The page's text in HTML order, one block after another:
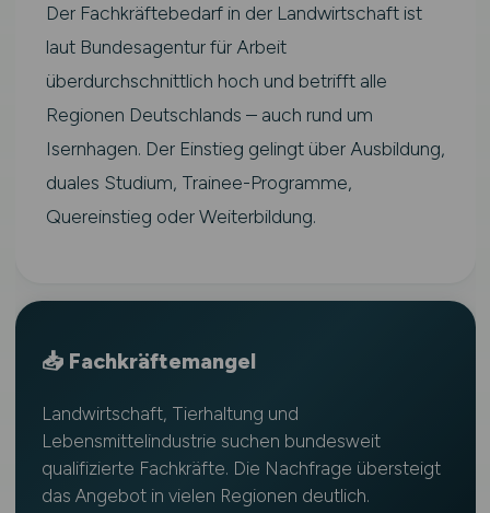
Der Fachkräftebedarf in der Landwirtschaft ist
laut Bundesagentur für Arbeit
überdurchschnittlich hoch und betrifft alle
Regionen Deutschlands – auch rund um
Isernhagen. Der Einstieg gelingt über Ausbildung,
duales Studium, Trainee-Programme,
Quereinstieg oder Weiterbildung.
📥 Fachkräftemangel
Landwirtschaft, Tierhaltung und
Lebensmittelindustrie suchen bundesweit
qualifizierte Fachkräfte. Die Nachfrage übersteigt
das Angebot in vielen Regionen deutlich.